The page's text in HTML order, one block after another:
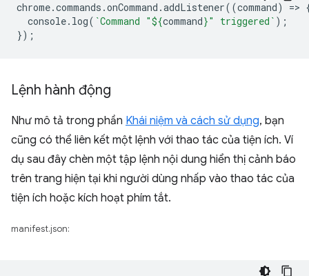
chrome.commands .onCommand .addListener((command) =>
console. log( `Command "${command}" triggered` );
});
Lệnh hành động
Như mô tả trong phần Khái niệm và cách sử dụng, bạn
cũng có thể liên kết một lệnh với thao tác của tiện ích. Ví
dụ sau đây chèn một tập lệnh nội dung hiển thị cảnh báo
trên trang hiện tại khi người dùng nhấp vào thao tác của
tiện ích hoặc kích hoạt phím tắt.
manifest.json: